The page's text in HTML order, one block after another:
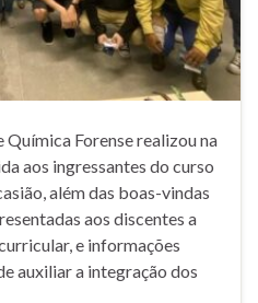
Forense realizou na
aos ingressantes do curso
além das boas-vindas
aos discentes a
e informações
auxiliar a integração dos